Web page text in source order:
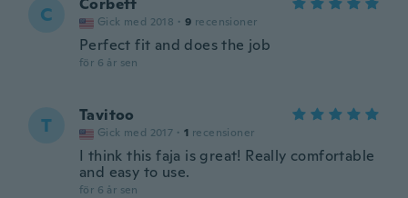
C Corbett
Gick med 2018 · 9 recensioner
Perfect fit and does the job
för 6 år sen
T Tavitoo
Gick med 2017 · 1 recensioner
I think this faja is great! Really comfortable
and easy to use.
för 6 år sen